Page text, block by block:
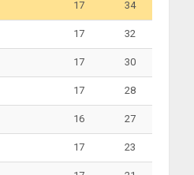
17 34
17 32
17 30
17 28
16 27
17 23